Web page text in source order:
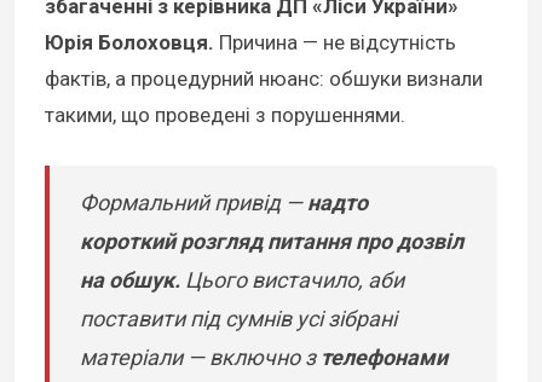
збагаченні з керівника ДП «Ліси України»
Юрія Болоховця. Причина — не відсутність
фактів, а процедурний нюанс: обшуки визнали
такими, що проведені з порушеннями.
Формальний привід —надто
короткий розгляд питання про дозвіл
на обшук. Цього вистачило, аби
поставити під сумнів усі зібрані
матеріали — включно з телефонами